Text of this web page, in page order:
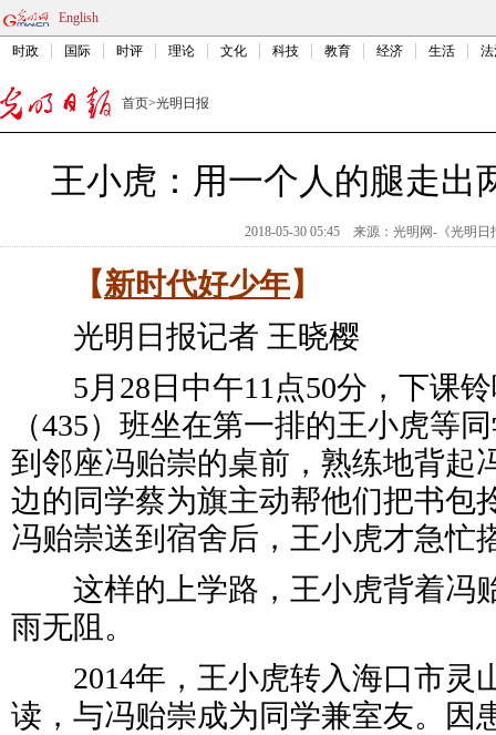
English
时政 国际 时评 理论 文化 科技 教育 经济 生活
首页>光明日报
王小虎：用一个人的腿走出
2018-05-30 05:45 来源： 光明网-《光明日
【新时代好少年】
光明日报记者 王晓樱
5月28日中午11点50分，下课铃
（435）班坐在第一排的王小虎等
到邻座冯贻崇的桌前，熟练地背起
边的同学蔡为旗主动帮他们把书包
冯贻崇送到宿舍后，王小虎才急忙
这样的上学路，王小虎背着冯
雨无阻。
2014年，王小虎转入海口市灵
读，与冯贻崇成为同学兼室友。因